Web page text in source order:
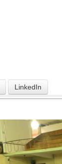
LinkedIn